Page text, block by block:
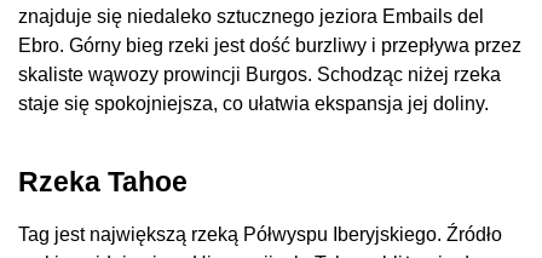
znajduje się niedaleko sztucznego jeziora Embails del
Ebro. Górny bieg rzeki jest dość burzliwy i przepływa przez
skaliste wąwozy prowincji Burgos. Schodząc niżej rzeka
staje się spokojniejsza, co ułatwia ekspansja jej doliny.
Rzeka Tahoe
Tag jest największą rzeką Półwyspu Iberyjskiego. Źródło